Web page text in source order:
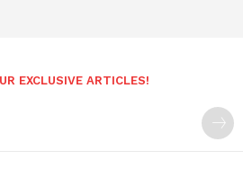
EXCLUSIVE ARTICLES!